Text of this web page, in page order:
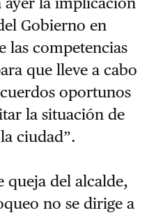
Gobierno en
las competencias
que lleve a cabo
oportunos
la situación de
ciudad”.
queja del alcalde,
no se dirige a